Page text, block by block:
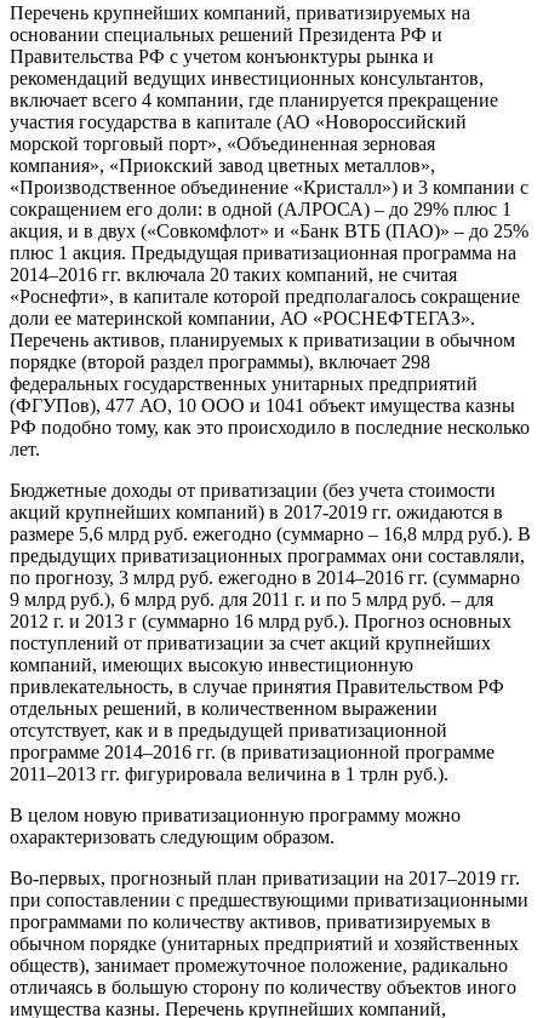
Перечень крупнейших компаний, приватизируемых на
основании специальных решений Президента РФ и
Правительства РФ с учетом конъюнктуры рынка и
рекомендаций ведущих инвестиционных консультантов,
включает всего 4 компании, где планируется прекращение
участия государства в капитале (АО «Новороссийский
морской торговый порт», «Объединенная зерновая
компания», «Приокский завод цветных металлов»,
«Производственное объединение «Кристалл») и 3 компании с
сокращением его доли: в одной (АЛРОСА) – до 29% плюс 1
акция, и в двух («Совкомфлот» и «Банк ВТБ (ПАО)» – до 25%
плюс 1 акция. Предыдущая приватизационная программа на
2014–2016 гг. включала 20 таких компаний, не считая
«Роснефти», в капитале которой предполагалось сокращение
доли ее материнской компании, АО «РОСНЕФТЕГАЗ».
Перечень активов, планируемых к приватизации в обычном
порядке (второй раздел программы), включает 298
федеральных государственных унитарных предприятий
(ФГУПов), 477 АО, 10 ООО и 1041 объект имущества казны
РФ подобно тому, как это происходило в последние несколько
лет.
Бюджетные доходы от приватизации (без учета стоимости
акций крупнейших компаний) в 2017-2019 гг. ожидаются в
размере 5,6 млрд руб. ежегодно (суммарно – 16,8 млрд руб.). В
предыдущих приватизационных программах они составляли,
по прогнозу, 3 млрд руб. ежегодно в 2014–2016 гг. (суммарно
9 млрд руб.), 6 млрд руб. для 2011 г. и по 5 млрд руб. – для
2012 г. и 2013 г (суммарно 16 млрд руб.). Прогноз основных
поступлений от приватизации за счет акций крупнейших
компаний, имеющих высокую инвестиционную
привлекательность, в случае принятия Правительством РФ
отдельных решений, в количественном выражении
отсутствует, как и в предыдущей приватизационной
программе 2014–2016 гг. (в приватизационной программе
2011–2013 гг. фигурировала величина в 1 трлн руб.).
В целом новую приватизационную программу можно
охарактеризовать следующим образом.
Во-первых, прогнозный план приватизации на 2017–2019 гг.
при сопоставлении с предшествующими приватизационными
программами по количеству активов, приватизируемых в
обычном порядке (унитарных предприятий и хозяйственных
обществ), занимает промежуточное положение, радикально
отличаясь в большую сторону по количеству объектов иного
имущества казны. Перечень крупнейших компаний,